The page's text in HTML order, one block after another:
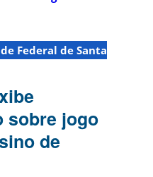
Federal de Santa
sobre jogo
de